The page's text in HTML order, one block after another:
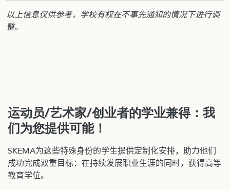
以上信息仅供参考，学校有权在不事先通知的情况下进行调
整。
运动员/艺术家/创业者的学业兼得：我
们为您提供可能！
SKEMA为这些特殊身份的学生提供定制化安排，助力他们
成功完成双重目标：在持续发展职业生涯的同时，获得高等
教育学位。